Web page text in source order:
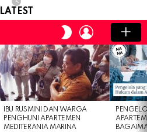
LATEST
SWITCH
SKIN
LOGIN
IBU RUSMINI DAN WARGA
PENGHUNI APARTEMEN
MEDITERANIA MARINA